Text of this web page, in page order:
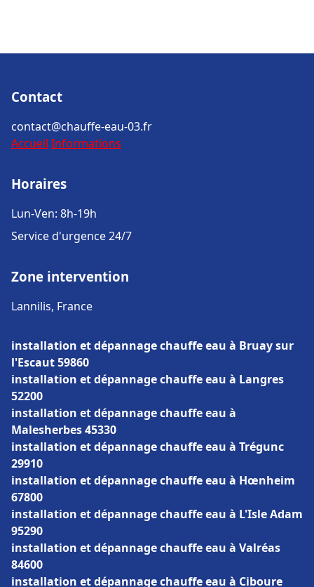
Contact
contact@chauffe-eau-03.fr
Accueil Informations
Horaires
Lun-Ven: 8h-19h
Service d'urgence 24/7
Zone intervention
Lannilis, France
installation et dépannage chauffe eau à Bruay sur
l'Escaut 59860
installation et dépannage chauffe eau à Langres
52200
installation et dépannage chauffe eau à
Malesherbes 45330
installation et dépannage chauffe eau à Trégunc
29910
installation et dépannage chauffe eau à Hœnheim
67800
installation et dépannage chauffe eau à L'Isle Adam
95290
installation et dépannage chauffe eau à Valréas
84600
installation et dépannage chauffe eau à Ciboure